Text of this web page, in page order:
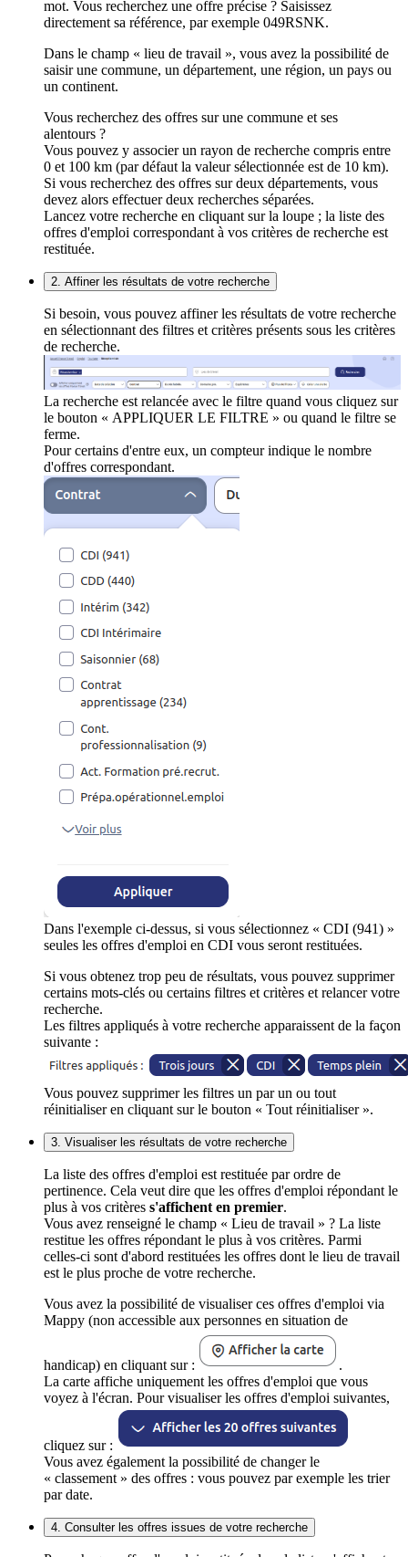
mot. Vous recherchez une offre précise ? Saisissez
directement sa référence, par exemple 049RSNK.
Dans le champ « lieu de travail », vous avez la possibilité de
saisir une commune, un département, une région, un pays ou
un continent.
Vous recherchez des offres sur une commune et ses
alentours ?
Vous pouvez y associer un rayon de recherche compris entre
0 et 100 km (par défaut la valeur sélectionnée est de 10 km).
Si vous recherchez des offres sur deux départements, vous
devez alors effectuer deux recherches séparées.
Lancez votre recherche en cliquant sur la loupe ; la liste des
offres d'emploi correspondant à vos critères de recherche est
restituée.
2. Affiner les résultats de votre recherche
Si besoin, vous pouvez affiner les résultats de votre recherche
en sélectionnant des filtres et critères présents sous les critères
de recherche.
La recherche est relancée avec le filtre quand vous cliquez sur
le bouton « APPLIQUER LE FILTRE » ou quand le filtre se
ferme.
Pour certains d'entre eux, un compteur indique le nombre
d'offres correspondant.
Dans l'exemple ci-dessus, si vous sélectionnez « CDI (941) »
seules les offres d'emploi en CDI vous seront restituées.
Si vous obtenez trop peu de résultats, vous pouvez supprimer
certains mots-clés ou certains filtres et critères et relancer votre
recherche.
Les filtres appliqués à votre recherche apparaissent de la façon
suivante :
Vous pouvez supprimer les filtres un par un ou tout
réinitialiser en cliquant sur le bouton « Tout réinitialiser ».
3. Visualiser les résultats de votre recherche
La liste des offres d'emploi est restituée par ordre de
pertinence. Cela veut dire que les offres d'emploi répondant le
plus à vos critères s'affichent en premier.
Vous avez renseigné le champ « Lieu de travail » ? La liste
restitue les offres répondant le plus à vos critères. Parmi
celles-ci sont d'abord restituées les offres dont le lieu de travail
est le plus proche de votre recherche.
Vous avez la possibilité de visualiser ces offres d'emploi via
Mappy (non accessible aux personnes en situation de
handicap) en cliquant sur :
.
La carte affiche uniquement les offres d'emploi que vous
voyez à l'écran. Pour visualiser les offres d'emploi suivantes,
cliquez sur :
Vous avez également la possibilité de changer le
« classement » des offres : vous pouvez par exemple les trier
par date.
4. Consulter les offres issues de votre recherche